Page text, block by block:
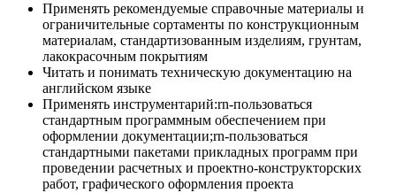
Применять рекомендуемые справочные материалы и
ограничительные сортаменты по конструкционным
материалам, стандартизованным изделиям, грунтам,
лакокрасочным покрытиям
Читать и понимать техническую документацию на
английском языке
Применять инструментарий:rn-пользоваться
стандартным программным обеспечением при
оформлении документации;rn-пользоваться
стандартными пакетами прикладных программ при
проведении расчетных и проектно-конструкторских
работ, графического оформления проекта